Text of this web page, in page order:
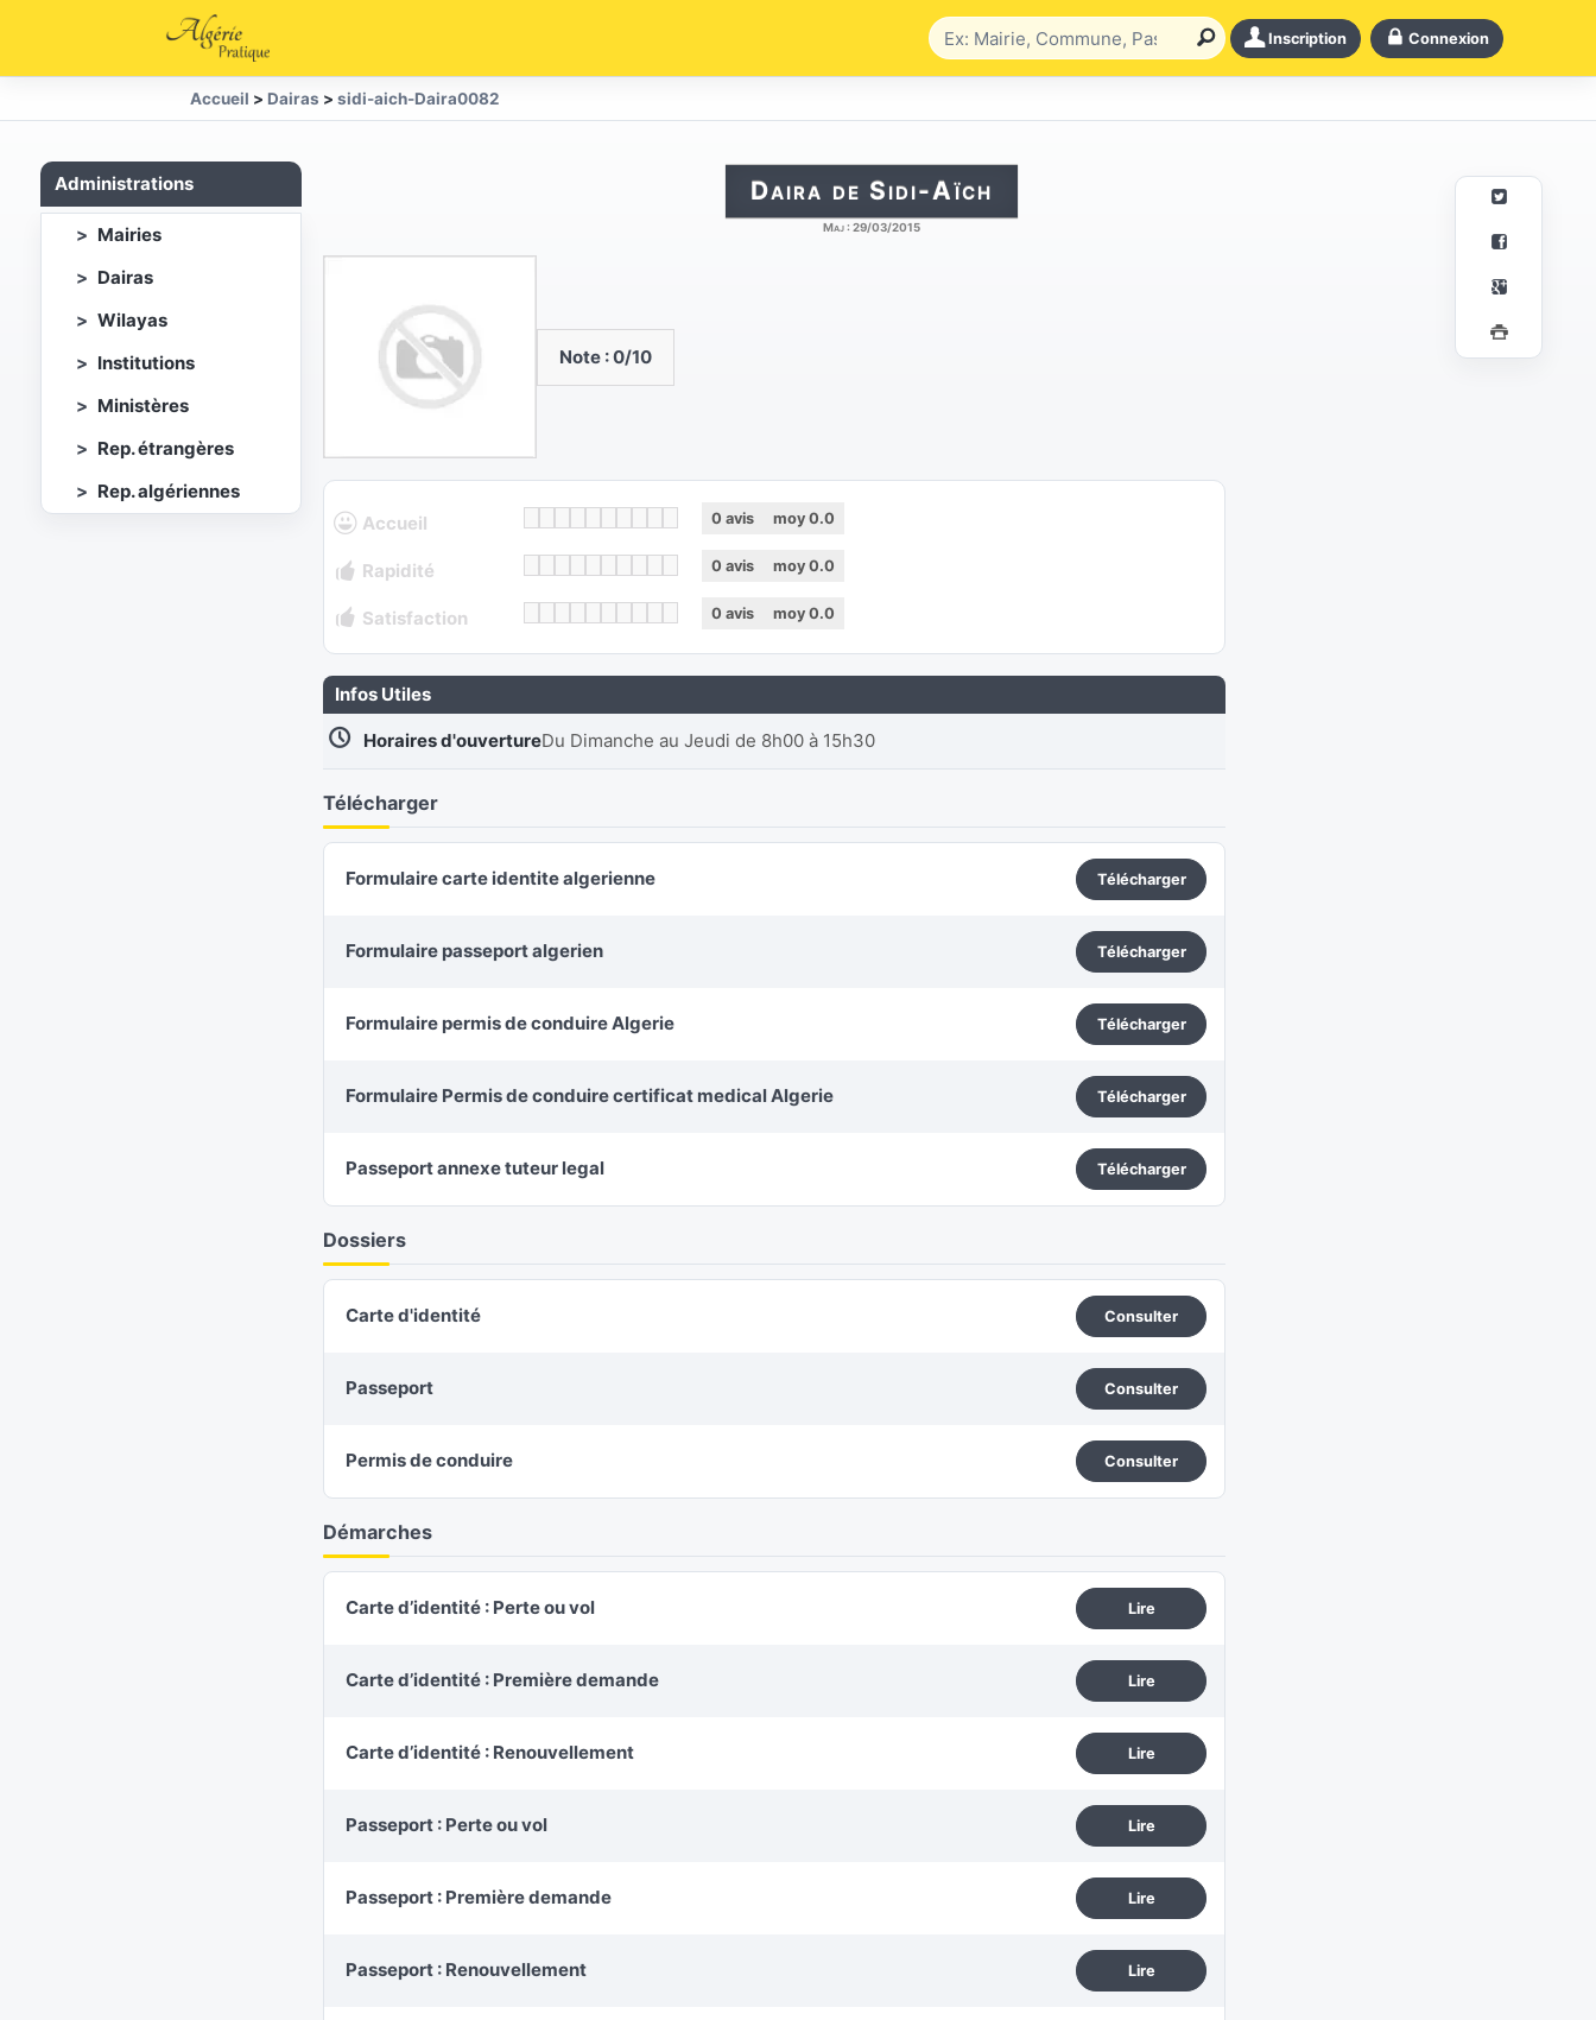
Inscription Connexion
Accueil > Dairas > sidi-aich-Daira0082
Administrations
Mairies
Dairas
Wilayas
Institutions
Ministères
Rep. étrangères
Rep. algériennes
Daira de Sidi-Aïch
Maj : 29/03/2015
Note :0/10
Accueil 0 avis moy 0.0
Rapidité 0 avis moy 0.0
Satisfaction 0 avis moy 0.0
Infos Utiles
Horaires d'ouvertureDu Dimanche au Jeudi de 8h00 à 15h30
Télécharger
Formulaire carte identite algerienne Télécharger
Formulaire passeport algerien Télécharger
Formulaire permis de conduire Algerie Télécharger
Formulaire Permis de conduire certificat medical Algerie Télécharger
Passeport annexe tuteur legal Télécharger
Dossiers
Carte d'identité Consulter
Passeport Consulter
Permis de conduire Consulter
Démarches
Carte d’identité : Perte ou vol Lire
Carte d’identité : Première demande Lire
Carte d’identité : Renouvellement Lire
Passeport : Perte ou vol Lire
Passeport : Première demande Lire
Passeport : Renouvellement Lire